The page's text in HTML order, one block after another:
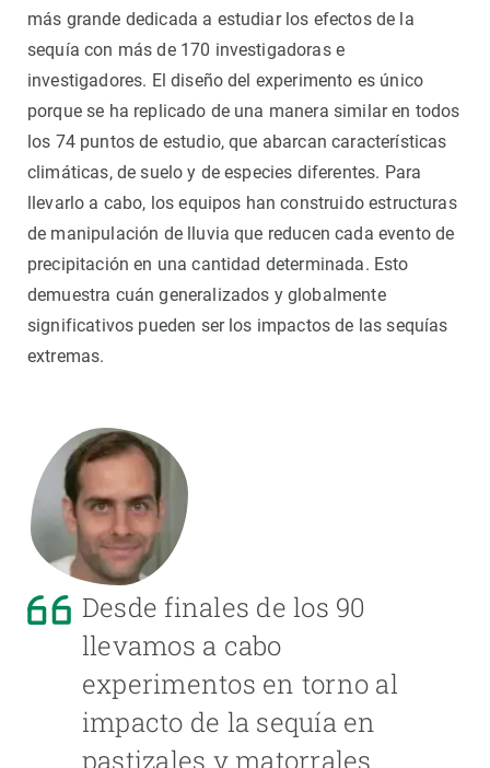
más grande dedicada a estudiar los efectos de la
sequía con más de 170 investigadoras e
investigadores. El diseño del experimento es único
porque se ha replicado de una manera similar en todos
los 74 puntos de estudio, que abarcan características
climáticas, de suelo y de especies diferentes. Para
llevarlo a cabo, los equipos han construido estructuras
de manipulación de lluvia que reducen cada evento de
precipitación en una cantidad determinada. Esto
demuestra cuán generalizados y globalmente
significativos pueden ser los impactos de las sequías
extremas.
Desde finales de los 90
llevamos a cabo
experimentos en torno al
impacto de la sequía en
pastizales y matorrales.